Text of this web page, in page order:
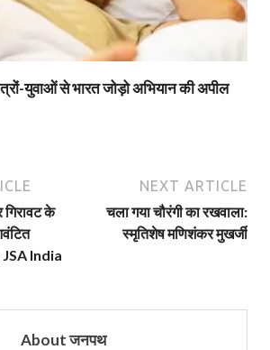
युवाओं से भारत जोड़ो अभियान की अपील
गिरावट के
JSA India
NEXT ARTICLE
चला गया चौरंगी का रखवाला:
स्मृतिशेष मणिशंकर मुखर्जी
About जनपथ